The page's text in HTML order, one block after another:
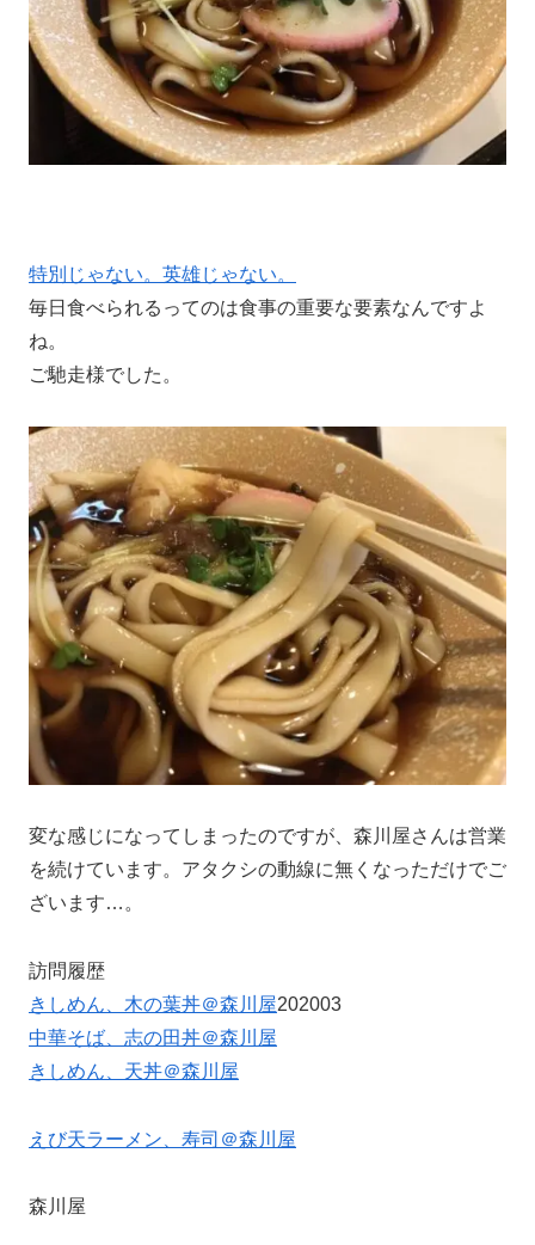
特別じゃない。英雄じゃない。
毎日食べられるってのは食事の重要な要素なんですよ
ね。
ご馳走様でした。
変な感じになってしまったのですが、森川屋さんは営業
を続けています。アタクシの動線に無くなっただけでご
ざいます…。
訪問履歴
きしめん、木の葉丼＠森川屋202003
中華そば、志の田丼＠森川屋
きしめん、天丼＠森川屋
えび天ラーメン、寿司＠森川屋
森川屋